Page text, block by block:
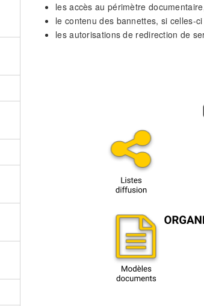
les accès au périmètre
le contenu des bannettes, si celles-
les autorisations de redirection de